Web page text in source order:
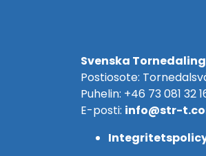
Svenska
Postiosote:
Puhelin: +46 73 081 32
E-posti: info@str-